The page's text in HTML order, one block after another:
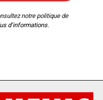
notrepolitique de
d’informations.